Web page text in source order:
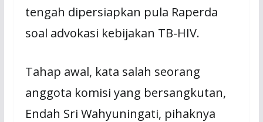
tengah dipersiapkan pula Raperda
soal advokasi kebijakan TB-HIV.
Tahap awal, kata salah seorang
anggota komisi yang bersangkutan,
Endah Sri Wahyuningati, pihaknya